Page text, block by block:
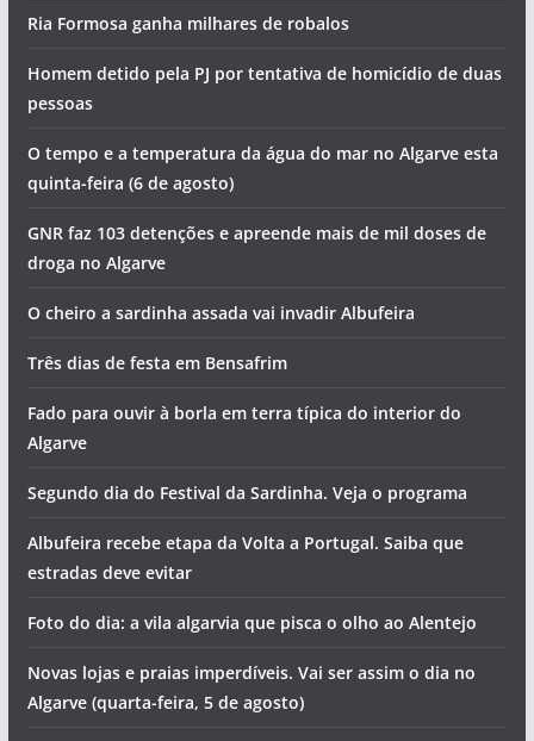
Ria Formosa ganha milhares de robalos
Homem detido pela PJ por tentativa de homicídio de duas
pessoas
O tempo e a temperatura da água do mar no Algarve esta
quinta-feira (6 de agosto)
GNR faz 103 detenções e apreende mais de mil doses de
droga no Algarve
O cheiro a sardinha assada vai invadir Albufeira
Três dias de festa em Bensafrim
Fado para ouvir à borla em terra típica do interior do
Algarve
Segundo dia do Festival da Sardinha. Veja o programa
Albufeira recebe etapa da Volta a Portugal. Saiba que
estradas deve evitar
Foto do dia: a vila algarvia que pisca o olho ao Alentejo
Novas lojas e praias imperdíveis. Vai ser assim o dia no
Algarve (quarta-feira, 5 de agosto)